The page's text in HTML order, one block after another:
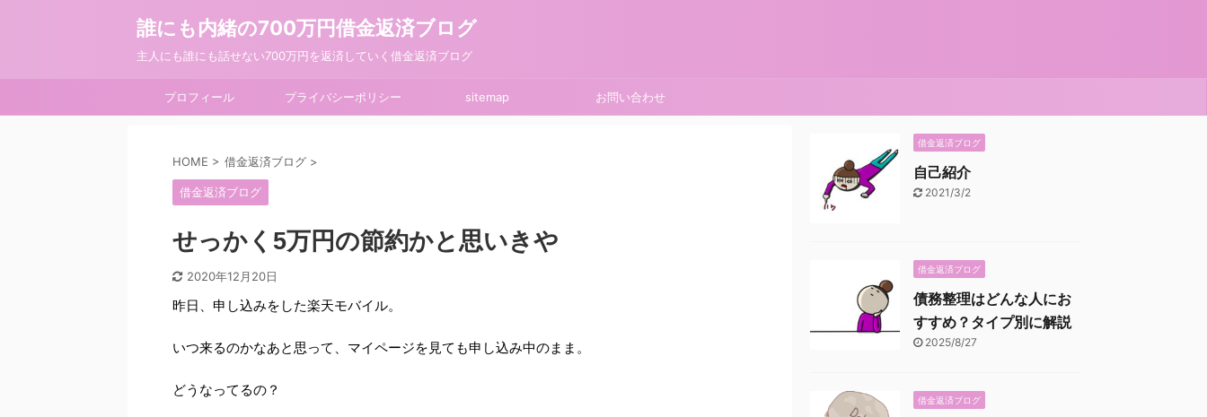
誰にも内緒の700万円借金返済ブログ
主人にも誰にも話せない700万円を返済していく借金返済ブログ
プロフィール プライバシーポリシー sitemap お問い合わせ
HOME > 借金返済ブログ >
借金返済ブログ
せっかく5万円の節約かと思いきや
2020年12月20日
昨日、申し込みをした楽天モバイル。
いつ来るのかなあと思って、マイページを見ても申し込み中のまま。
どうなってるの？
借金返済ブログ
自己紹介
2021/3/2
借金返済ブログ
債務整理はどんな人にお
すすめ？タイプ別に解説
2025/8/27
借金返済ブログ